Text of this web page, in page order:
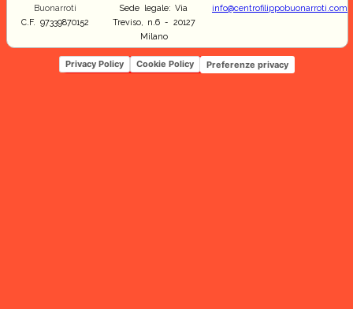
Buonarroti
C.F. 97339870152
Sede legale: Via
Treviso, n.6 - 20127
Milano
info@centrofilippobuonarroti.com
Privacy Policy Cookie Policy Preferenze privacy